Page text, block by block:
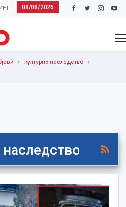
08/08/2026
културно наследство
наследство